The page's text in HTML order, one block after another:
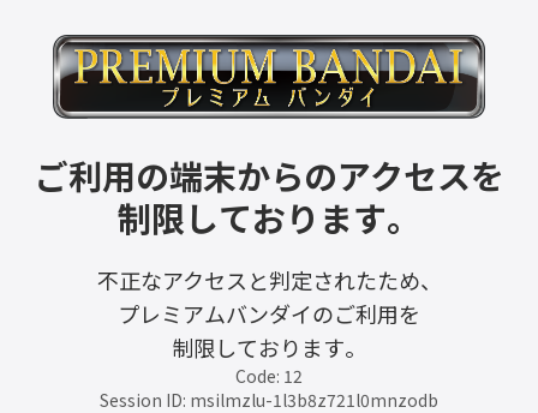
ご利用の端末からのアクセスを
制限しております。
不正なアクセスと判定されたため、
プレミアムバンダイのご利用を
制限しております。
Code: 12
Session ID: msilmzlu-1l3b8z721l0mnzodb